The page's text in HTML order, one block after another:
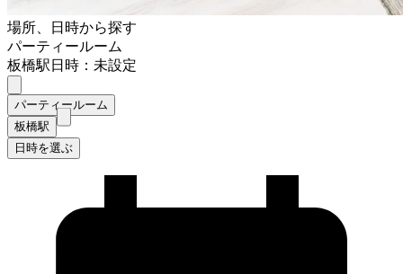
場所、日時から探す
パーティールーム
板橋駅日時：未設定
パーティールーム
板橋駅
日時を選ぶ